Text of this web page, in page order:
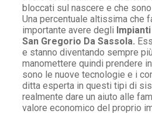
bloccati sul nascere e che
Una percentuale altissima che
importante avere degli
San Gregorio Da Sassola.
e stanno diventando sempre
manomettere quindi prendere
sono le nuove tecnologie e i
ditta esperta in questi tipi di
realmente dare un aiuto alle
valore economico del proprio